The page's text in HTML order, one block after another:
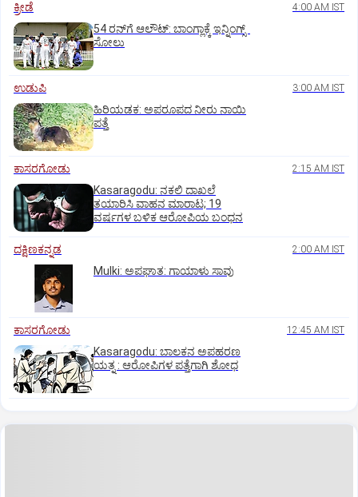
ಕ್ರೀಡೆ 4:00 AM IST
54 ರನ್‌ಗೆ ಆಲೌಟ್‌: ಬಾಂಗ್ಲಾಕ್ಕೆ ಇನ್ನಿಂಗ್ಸ್‌
ಸೋಲು
ಉಡುಪಿ 3:00 AM IST
ಹಿರಿಯಡಕ: ಅಪರೂಪದ ನೀರು ನಾಯಿ
ಪತ್ತೆ
ಕಾಸರಗೋಡು 2:15 AM IST
Kasaragodu: ನಕಲಿ ದಾಖಲೆ
ತಯಾರಿಸಿ ವಾಹನ ಮಾರಾಟ; 19
ವರ್ಷಗಳ ಬಳಿಕ ಆರೋಪಿಯ ಬಂಧನ
ದಕ್ಷಿಣಕನ್ನಡ 2:00 AM IST
Mulki: ಅಪಘಾತ: ಗಾಯಾಳು ಸಾವು
ಕಾಸರಗೋಡು 12:45 AM IST
Kasaragodu: ಬಾಲಕನ ಅಪಹರಣ
ಯತ್ನ : ಆರೋಪಿಗಳ ಪತ್ತೆಗಾಗಿ ಶೋಧ